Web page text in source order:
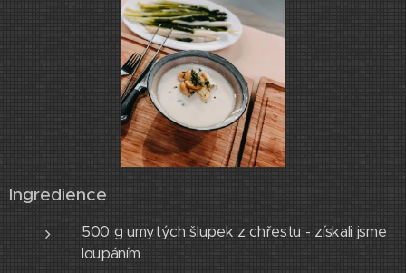
Ingredience
500 g umytých šlupek z chřestu - získali jsme
loupáním